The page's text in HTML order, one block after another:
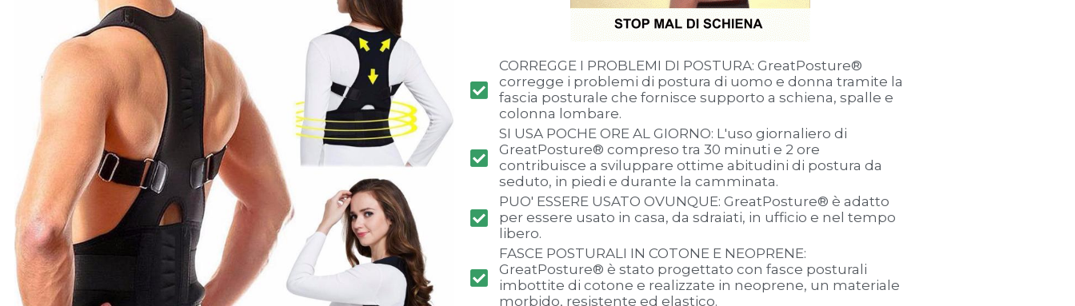
CORREGGE I PROBLEMI DI POSTURA: GreatPosture®
corregge i problemi di postura di uomo e donna tramite la
fascia posturale che fornisce supporto a schiena, spalle e
colonna lombare.
SI USA POCHE ORE AL GIORNO: L'uso giornaliero di
GreatPosture® compreso tra 30 minuti e 2 ore
contribuisce a sviluppare ottime abitudini di postura da
seduto, in piedi e durante la camminata.
PUO' ESSERE USATO OVUNQUE: GreatPosture® è adatto
per essere usato in casa, da sdraiati, in ufficio e nel tempo
libero.
FASCE POSTURALI IN COTONE E NEOPRENE:
GreatPosture® è stato progettato con fasce posturali
imbottite di cotone e realizzate in neoprene, un materiale
morbido, resistente ed elastico.